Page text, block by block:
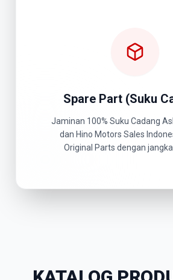
Spare Part (Suku
Jaminan 100% Suku Cadang
dan Hino Motors Sales
Original Parts dengan